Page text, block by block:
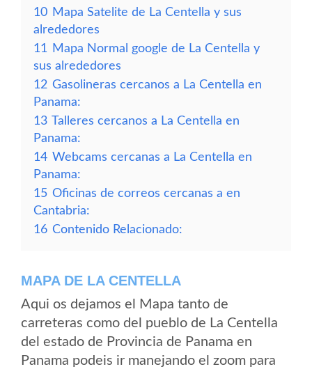
10 Mapa Satelite de La Centella y sus
alrededores
11
Mapa Normal google de La Centella y
sus alrededores
12 Gasolineras cercanos a La Centella en
Panama:
13 Talleres cercanos a La Centella en
Panama:
14 Webcams cercanas a La Centella en
Panama:
15 Oficinas de correos cercanas a en
Cantabria:
16 Contenido Relacionado:
MAPA DE LA CENTELLA
Aqui os dejamos el Mapa tanto de
carreteras como del pueblo de La Centella
del estado de Provincia de Panama en
Panama podeis ir manejando el zoom para